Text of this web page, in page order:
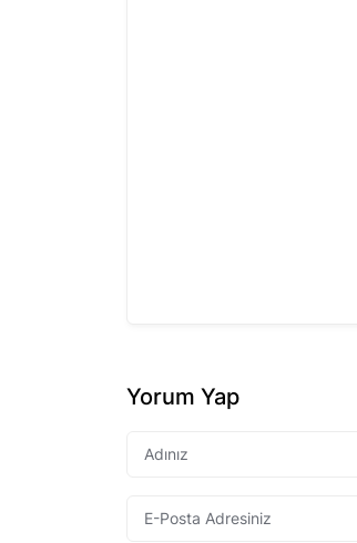
Yorum Yap